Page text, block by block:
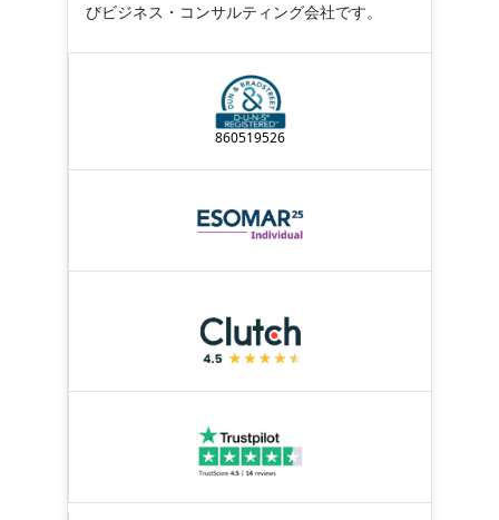
びビジネス・コンサルティング会社です。
860519526